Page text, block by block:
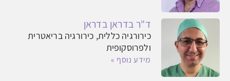
ד"ר בדראן בדראן
כירורגיה כללית, כירורגיה בריאטרית
ולפרוסקופית
מידע נוסף »